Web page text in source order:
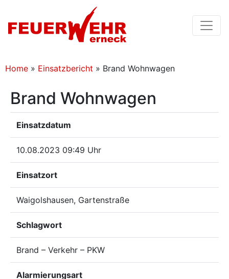
Home » Einsatzbericht » Brand Wohnwagen
Brand Wohnwagen
Einsatzdatum
10.08.2023 09:49 Uhr
Einsatzort
Waigolshausen, Gartenstraße
Schlagwort
Brand – Verkehr – PKW
Alarmierungsart